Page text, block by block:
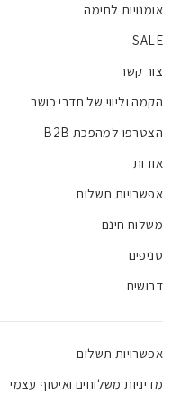
אומנויות לחימה
SALE
צור קשר
הקמה וליווי של חדרי כושר
הצטרפו למהפכת B2B
אודות
אפשרויות תשלום
משלוח חינם
סניפים
דרושים
אפשרויות תשלום
מדיניות משלוחים ואיסוף עצמי